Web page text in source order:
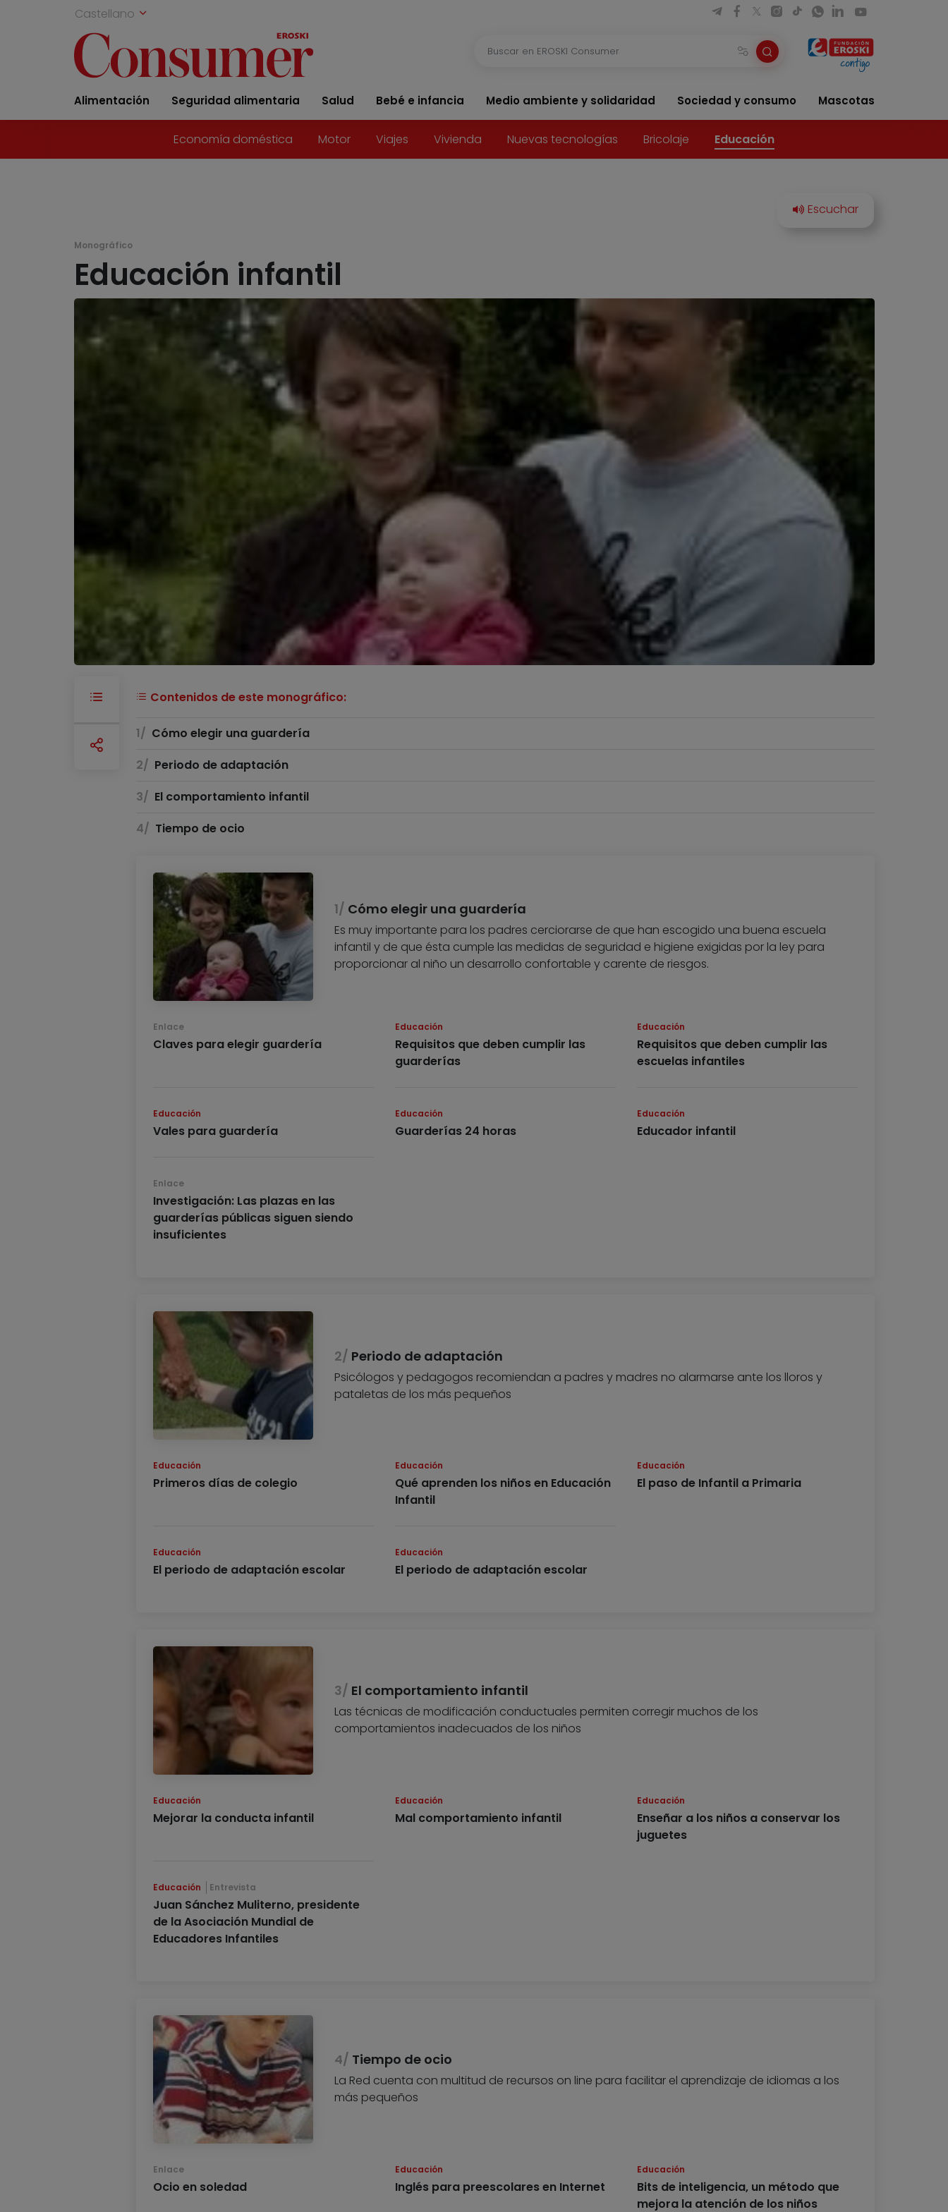
Castellano
Alimentación Seguridad alimentaria Salud Bebé e infancia Medio ambiente y solidaridad Sociedad y consumo Mascotas
Economía doméstica Motor Viajes Vivienda Nuevas tecnologías Bricolaje Educación
Monográfico
Educación infantil
Contenidos de este monográfico:
Cómo elegir una guardería
Periodo de adaptación
El comportamiento infantil
Tiempo de ocio
Cómo elegir una guardería
Es muy importante para los padres cerciorarse de que han escogido una buena escuela
infantil y de que ésta cumple las medidas de seguridad e higiene exigidas por la ley para
proporcionar al niño un desarrollo confortable y carente de riesgos.
Enlace
Claves para elegir guardería
Educación
Requisitos que deben cumplir las
guarderías
Educación
Requisitos que deben cumplir las
escuelas infantiles
Educación
Vales para guardería
Educación
Guarderías 24 horas
Educación
Educador infantil
Enlace
Investigación: Las plazas en las
guarderías públicas siguen siendo
insuficientes
Periodo de adaptación
Psicólogos y pedagogos recomiendan a padres y madres no alarmarse ante los lloros y
pataletas de los más pequeños
Educación
Primeros días de colegio
Educación
Qué aprenden los niños en Educación
Infantil
Educación
El paso de Infantil a Primaria
Educación
El periodo de adaptación escolar
Educación
El periodo de adaptación escolar
El comportamiento infantil
Las técnicas de modificación conductuales permiten corregir muchos de los
comportamientos inadecuados de los niños
Educación
Mejorar la conducta infantil
Educación
Mal comportamiento infantil
Educación
Enseñar a los niños a conservar los
juguetes
Educación Entrevista
Juan Sánchez Muliterno, presidente
de la Asociación Mundial de
Educadores Infantiles
Tiempo de ocio
La Red cuenta con multitud de recursos on line para facilitar el aprendizaje de idiomas a los
más pequeños
Enlace
Ocio en soledad
Educación
Inglés para preescolares en Internet
Educación
Bits de inteligencia, un método que
mejora la atención de los niños